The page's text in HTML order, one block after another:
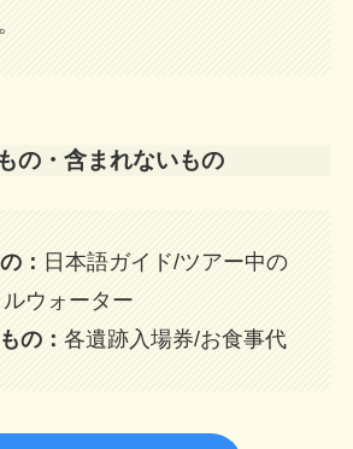
の・含まれないもの
： 日本語ガイド/ツアー中の
ウォーター
の： 各遺跡入場券/お食事代